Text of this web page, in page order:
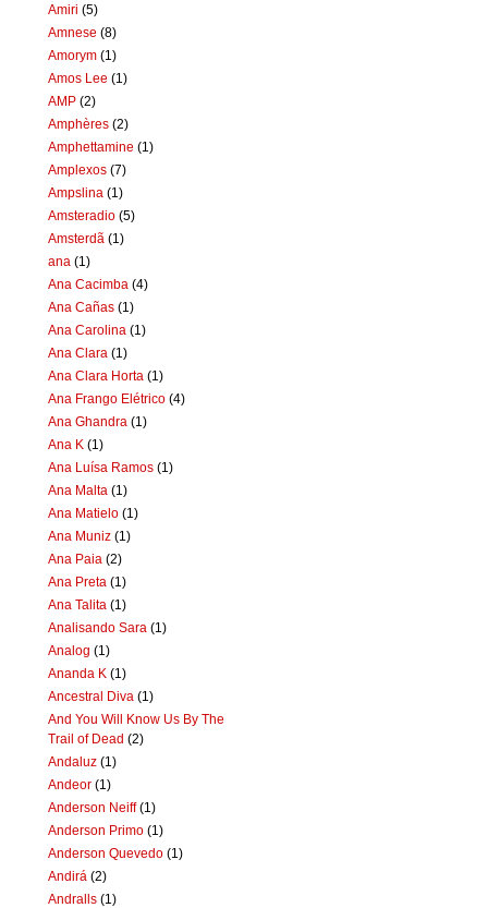
Amiri (5)
Amnese (8)
Amorym (1)
Amos Lee (1)
AMP (2)
Amphères (2)
Amphettamine (1)
Amplexos (7)
Ampslina (1)
Amsteradio (5)
Amsterdã (1)
ana (1)
Ana Cacimba (4)
Ana Cañas (1)
Ana Carolina (1)
Ana Clara (1)
Ana Clara Horta (1)
Ana Frango Elétrico (4)
Ana Ghandra (1)
Ana K (1)
Ana Luísa Ramos (1)
Ana Malta (1)
Ana Matielo (1)
Ana Muniz (1)
Ana Paia (2)
Ana Preta (1)
Ana Talita (1)
Analisando Sara (1)
Analog (1)
Ananda K (1)
Ancestral Diva (1)
And You Will Know Us By The
Trail of Dead (2)
Andaluz (1)
Andeor (1)
Anderson Neiff (1)
Anderson Primo (1)
Anderson Quevedo (1)
Andirá (2)
Andralls (1)